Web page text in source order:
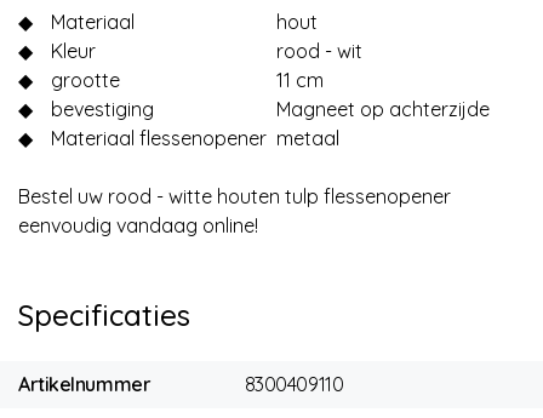
◆ Materiaal
hout
◆
Kleur
rood - wit
◆
grootte
11 cm
◆
bevestiging
Magneet op achterzijde
◆
Materiaal flessenopener metaal
Bestel uw rood - witte houten tulp flessenopener
eenvoudig vandaag online!
Specificaties
Artikelnummer
8300409110